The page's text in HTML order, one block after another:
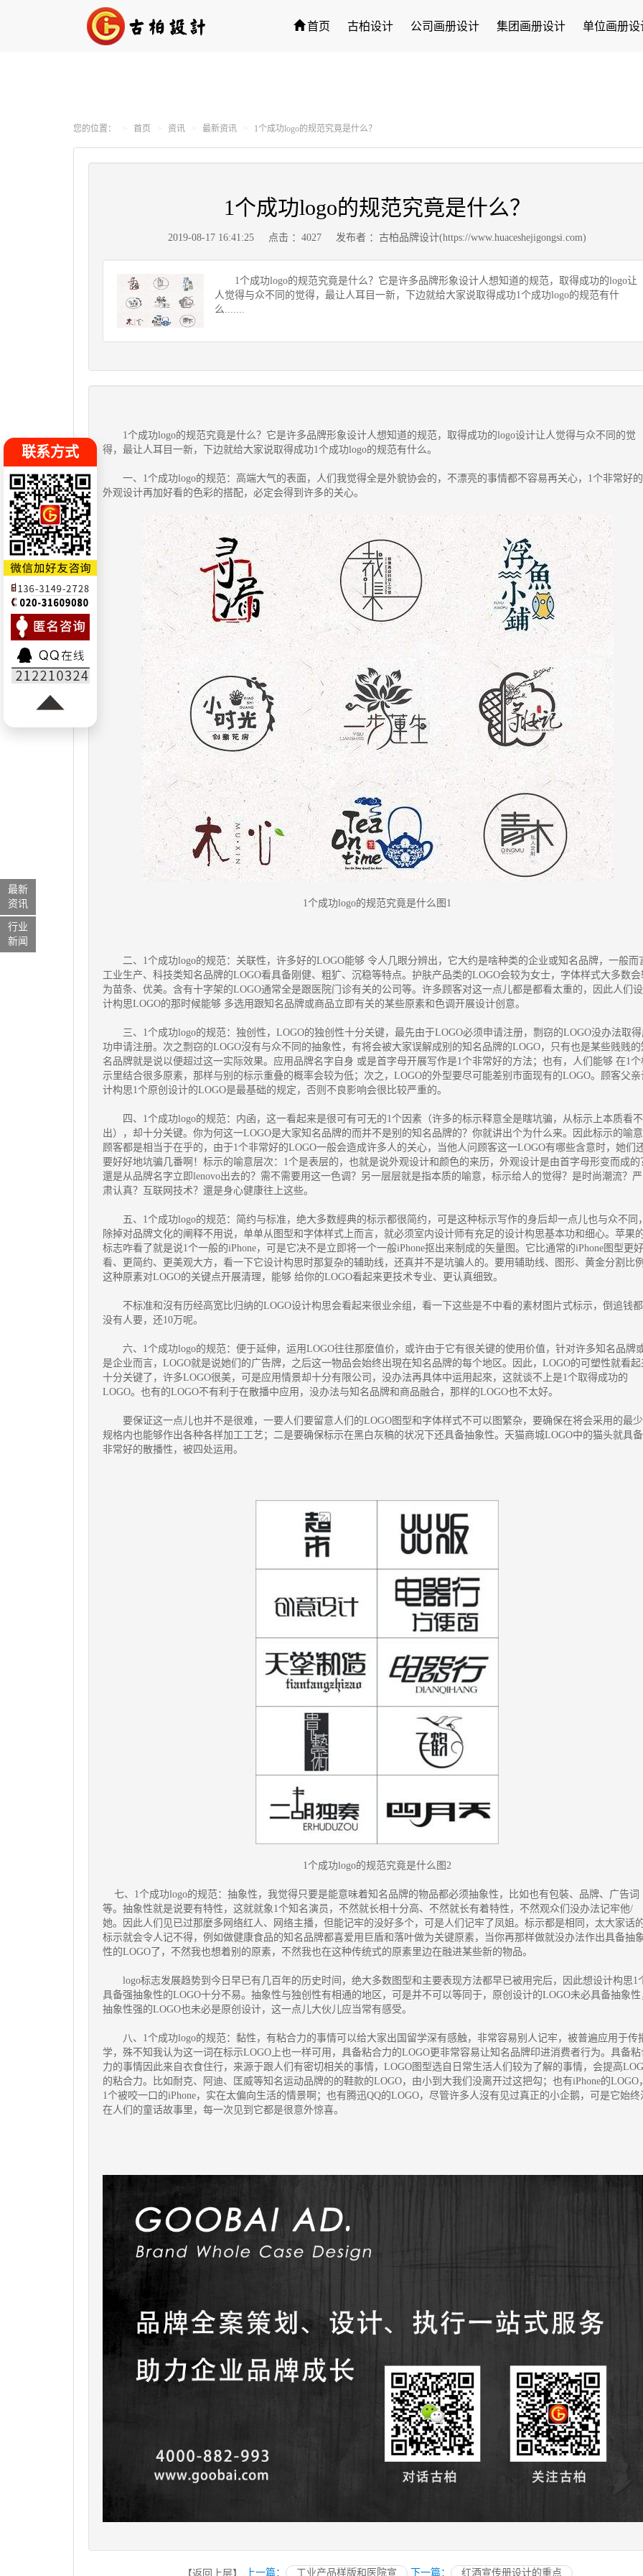
首页 古柏设计 公司画册设计 集团画册设计 单位画册设
您的位置： 首页 资讯 最新资讯 1个成功logo的规范究竟是什么？
1个成功logo的规范究竟是什么？
2019-08-17 16:41:25 点击 ：4027 发布者 ：古柏品牌设计(https://www.huaceshejigongsi.com)
1个成功logo的规范究竟是什么？它是许多品牌形象设计人想知道的规范，取得成功的logo让
人觉得与众不同的觉得，最让人耳目一新，下边就给大家说取得成功1个成功logo的规范有什
么.......
1个成功logo的规范究竟是什么？它是许多品牌形象设计人想知道的规范，取得成功的logo设计让人觉得与众不同的觉
得，最让人耳目一新，下边就给大家说取得成功1个成功logo的规范有什么。
一、1个成功logo的规范：高端大气的表面，人们我觉得全是外貌协会的，不漂亮的事情都不容易再关心，1个非常好的
外观设计再加好看的色彩的搭配，必定会得到许多的关心。
1个成功logo的规范究竟是什么图1
二、1个成功logo的规范：关联性，许多好的LOGO能够 令人几眼分辨出，它大约是啥种类的企业或知名品牌，一般而
工业生产、科技类知名品牌的LOGO看具备刚健、粗犷、沉稳等特点。护肤产品类的LOGO会较为女士，字体样式大多数会
为苗条、优美。含有十字架的LOGO通常全是跟医院门诊有关的公司等。许多顾客对这一点儿都是都看太重的，因此人们设
计构思LOGO的那时候能够 多选用跟知名品牌或商品立即有关的某些原素和色调开展设计创意。
三、1个成功logo的规范：独创性，LOGO的独创性十分关键，最先由于LOGO必须申请注册，剽窃的LOGO没办法取
功申请注册。次之剽窃的LOGO沒有与众不同的抽象性，有将会被大家误解成别的知名品牌的LOGO，只有也是某些贱贱的
名品牌就是说以便超过这一实际效果。应用品牌名字自身 或是首字母开展写作是1个非常好的方法；也有，人们能够 在1个
示里结合很多原素，那样与别的标示重叠的概率会较为低；次之，LOGO的外型要尽可能差别市面现有的LOGO。顾客父亲
计构思1个原创设计的LOGO是最基础的规定，否则不良影响会很比较严重的。
四、1个成功logo的规范：内函，这一看起来是很可有可无的1个因素（许多的标示释意全是瞎坑骗，从标示上本质看不
出），却十分关键。你为何这一LOGO是大家知名品牌的而并不是别的知名品牌的？你就讲出个为什么来。因此标示的喻意
顾客都是相当于在乎的，由于1个非常好的LOGO一般会造成许多人的关心，当他人问顾客这一LOGO有哪些含意时，她们
要好好地坑骗几番啊！标示的喻意层次：1个是表层的，也就是说外观设计和颜色的来历，外观设计是由首字母形变而成的
還是从品牌名字立即lenovo出去的？需不需要用这一色调？另一层层就是指本质的喻意，标示给人的觉得？是时尚潮流？严
肃认真？互联网技术？還是身心健康往上这些。
五、1个成功logo的规范：简约与标准，绝大多数經典的标示都很简约，可是这种标示写作的身后却一点儿也与众不同
除掉对品牌文化的阐释不用说，单单从图型和字体样式上而言，就必须室内设计师有充足的设计构思基本功和细心。苹果
标志咋看了就是说1个一般的iPhone，可是它决不是立即将一个一般iPhone抠出来制成的矢量图。它比通常的iPhone图型更好
看、更简约、更美观大方，看一下它设计构思时那复杂的辅助线，还真并不是坑骗人的。要用辅助线、图形、黄金分割比
这种原素对LOGO的关键点开展清理，能够 给你的LOGO看起来更技术专业、更认真细致。
不标准和沒有历经高宽比归纳的LOGO设计构思会看起来很业余组，看一下这些是不中看的素材图片式标示，倒追钱都
没有人要，还10万呢。
六、1个成功logo的规范：便于延伸，运用LOGO往往那麼值价，或许由于它有很关键的使用价值，针对许多知名品牌
是企业而言，LOGO就是说她们的广告牌，之后这一物品会始终出現在知名品牌的每个地区。因此，LOGO的可塑性就看起
十分关键了，许多LOGO很美，可是应用情景却十分有限公司，没办法再具体中运用起來，这就谈不上是1个取得成功的
LOGO。也有的LOGO不有利于在散播中应用，没办法与知名品牌和商品融合，那样的LOGO也不太好。
要保证这一点儿也并不是很难，一要人们要留意人们的LOGO图型和字体样式不可以图繁杂，要确保在将会采用的最少
规格内也能够作出各种各样加工工艺；二是要确保标示在黑白灰稿的状况下还具备抽象性。天猫商城LOGO中的猫头就具备
非常好的散播性，被四处运用。
1个成功logo的规范究竟是什么图2
七、1个成功logo的规范：抽象性，我觉得只要是能意味着知名品牌的物品都必须抽象性，比如也有包裝、品牌、广告词
等。抽象性就是说要有特性，这就就象1个知名演员，不然就长相十分高、不然就长有着特性，不然观众们没办法记牢他/
她。因此人们见已过那麼多网络红人、网络主播，但能记牢的没好多个，可是人们记牢了凤姐。标示都是相同，太大家话
标示就会令人记不得，例如做健康食品的知名品牌都喜爱用巨盾和落叶做为关键原素，当你再那样做就没办法作出具备抽
性的LOGO了，不然我也想着别的原素，不然我也在这种传统式的原素里边在融进某些新的物品。
logo标志发展趋势到今日早已有几百年的历史时间，绝大多数图型和主要表现方法都早已被用完后，因此想设计构思1
具备强抽象性的LOGO十分不易。抽象性与独创性有相通的地区，可是并不可以等同于，原创设计的LOGO未必具备抽象性
抽象性强的LOGO也未必是原创设计，这一点儿大伙儿应当常有感受。
八、1个成功logo的规范：黏性，有粘合力的事情可以给大家出国留学深有感触，非常容易别人记牢，被普遍应用于传
学，殊不知我认为这一词在标示LOGO上也一样可用，具备粘合力的LOGO更非常容易让知名品牌印进消费者行为。具备粘
力的事情因此来自衣食住行，来源于跟人们有密切相关的事情，LOGO图型选自日常生活人们较为了解的事情，会提高
的粘合力。比如耐克、阿迪、匡威等知名运动品牌的的鞋款的LOGO，由小到大我们没离开过这把勾；也有iPhone的LOGO
1个被咬一口的iPhone，实在太偏向生活的情景啊；也有腾迅QQ的LOGO，尽管许多人沒有见过真正的小企鹅，可是它始终
在人们的童话故事里，每一次见到它都是很意外惊喜。
【返回上层】 上一篇： 工业产品样版和医院宣 下一篇： 红酒宣传册设计的重点
联系方式
最新
资讯
行业
新闻